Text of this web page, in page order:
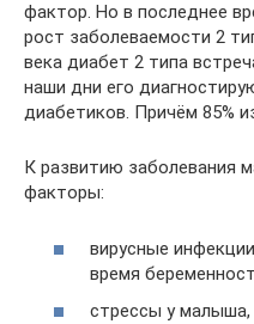
фактор. Но в последнее
рост заболеваемости 2
века диабет 2 типа
наши дни его
диабетиков. Причём 85%
К развитию заболевания
факторы:
вирусные
время
стрессы у